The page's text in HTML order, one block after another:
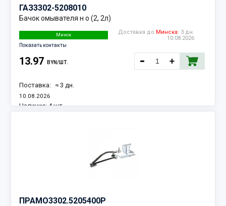
ГАЗ3302-5208010
Бачок омывателя н о (2, 2л)
Минск
Показать контакты
Доставка до Минска: 3 дн.
10.08.2026
13.97 BYN/ШТ.
Поставка: ≈ 3 дн.
10.08.2026
Наличие: 4 шт.
ПРАМО3302.5205400Р